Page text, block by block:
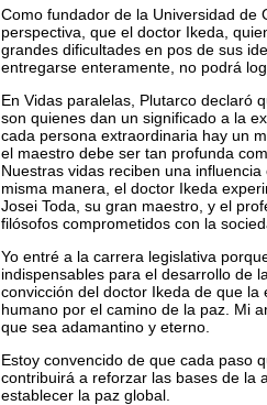
Como fundador de la Universidad de
perspectiva, que el doctor Ikeda,
grandes dificultades en pos de sus
entregarse enteramente, no podrá
En Vidas paralelas, Plutarco declaró
son quienes dan un significado a la
cada persona extraordinaria hay un
el maestro debe ser tan profunda
Nuestras vidas reciben una
misma manera, el doctor Ikeda
Josei Toda, su gran maestro, y el
filósofos comprometidos con la
Yo entré a la carrera legislativa
indispensables para el desarrollo de
convicción del doctor Ikeda de que
humano por el camino de la paz. Mi
que sea adamantino y eterno.
Estoy convencido de que cada paso
contribuirá a reforzar las bases de la
establecer la paz global.